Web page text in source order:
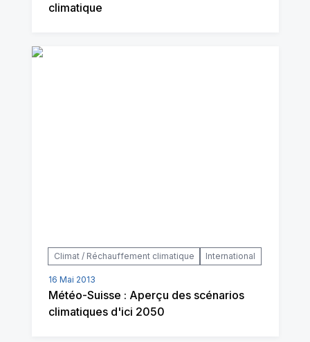
climatique
Climat / Réchauffement climatique International
16 Mai 2013
Météo-Suisse : Aperçu des scénarios
climatiques d'ici 2050